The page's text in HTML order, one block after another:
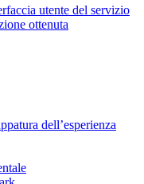
utente del servizio
ottenuta
dell’esperienza